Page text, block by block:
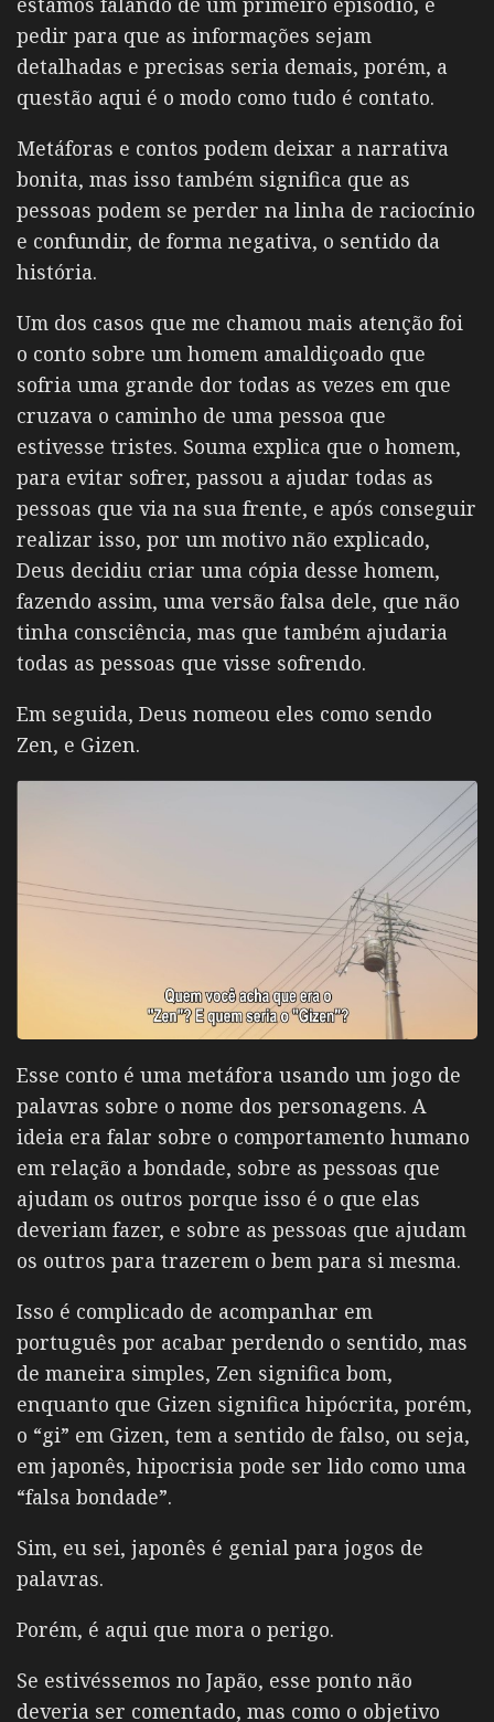
pedir para que as informações sejam
detalhadas e precisas seria demais, porém, a
questão aqui é o modo como tudo é contato.
Metáforas e contos podem deixar a narrativa
bonita, mas isso também significa que as
pessoas podem se perder na linha de raciocínio
e confundir, de forma negativa, o sentido da
história.
Um dos casos que me chamou mais atenção foi
o conto sobre um homem amaldiçoado que
sofria uma grande dor todas as vezes em que
cruzava o caminho de uma pessoa que
estivesse tristes. Souma explica que o homem,
para evitar sofrer, passou a ajudar todas as
pessoas que via na sua frente, e após conseguir
realizar isso, por um motivo não explicado,
Deus decidiu criar uma cópia desse homem,
fazendo assim, uma versão falsa dele, que não
tinha consciência, mas que também ajudaria
todas as pessoas que visse sofrendo.
Em seguida, Deus nomeou eles como sendo
Zen, e Gizen.
Esse conto é uma metáfora usando um jogo de
palavras sobre o nome dos personagens. A
ideia era falar sobre o comportamento humano
em relação a bondade, sobre as pessoas que
ajudam os outros porque isso é o que elas
deveriam fazer, e sobre as pessoas que ajudam
os outros para trazerem o bem para si mesma.
Isso é complicado de acompanhar em
português por acabar perdendo o sentido, mas
de maneira simples, Zen significa bom,
enquanto que Gizen significa hipócrita, porém,
o “gi” em Gizen, tem a sentido de falso, ou seja,
em japonês, hipocrisia pode ser lido como uma
“falsa bondade”.
Sim, eu sei, japonês é genial para jogos de
palavras.
Porém, é aqui que mora o perigo.
Se estivéssemos no Japão, esse ponto não
deveria ser comentado, mas como o objetivo